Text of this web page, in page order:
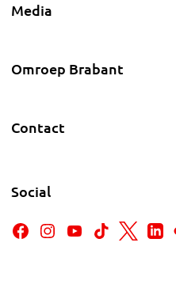
Media
Omroep Brabant
Contact
Social